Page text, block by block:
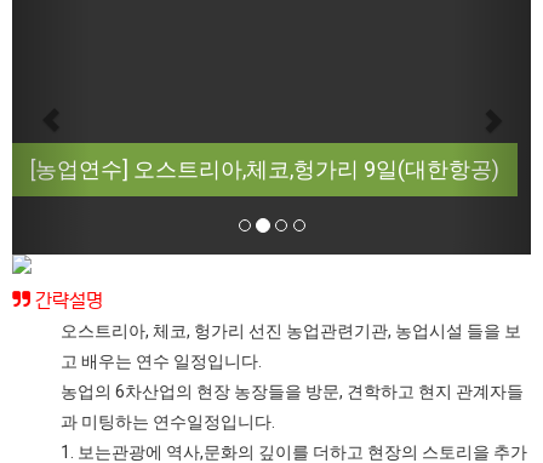
[농업연수] 오스트리아,체코,헝가리 9일(대한항공)
간략설명
오스트리아, 체코, 헝가리 선진 농업관련기관, 농업시설 들을 보
고 배우는 연수 일정입니다.
농업의 6차산업의 현장 농장들을 방문, 견학하고 현지 관계자들
과 미팅하는 연수일정입니다.
1. 보는관광에 역사,문화의 깊이를 더하고 현장의 스토리을 추가